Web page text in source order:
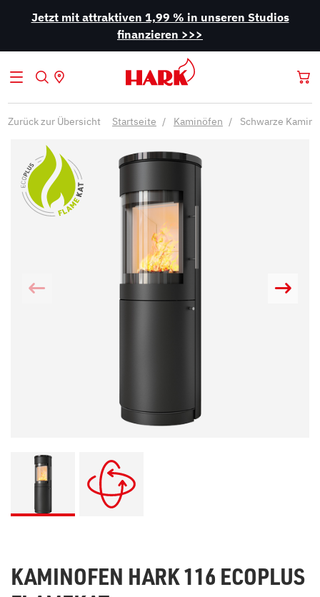
Jetzt mit attraktiven 1,99 % in unseren Studios
finanzieren >>>
Zurück zur Übersicht Startseite Kaminöfen Schwarze
KAMINOFEN HARK 116 ECOPLUS